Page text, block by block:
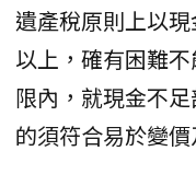
遺產稅原則上以
以上，確有困難
限內，就現金不
的須符合易於變價